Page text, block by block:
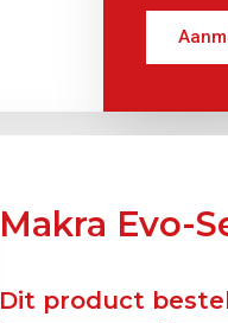
Makra Evo-
Dit product